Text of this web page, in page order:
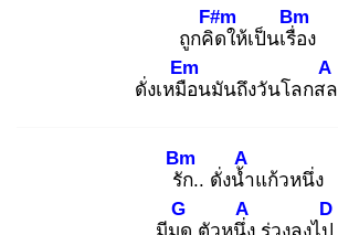
ถูกคิด
F#m
ให้เป็นเรื่อ
Bm
ง
ดั่งเหมือ
Em
นมันถึงวันโลกสล
A
รัก
Bm
.. ดั่งน้ำ
A
แก้วหนึ่ง
มีมด
G
ตัวหนึ่ง
A
ร่วงลงไป
D